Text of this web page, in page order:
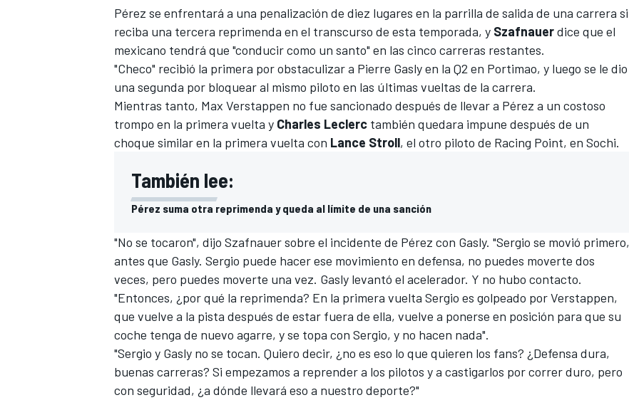
FÓRMULA E
Pérez se enfrentará a una penalización de diez lugares en la parrilla de salida de una carrera si
reciba una tercera reprimenda en el transcurso de esta temporada, y Szafnauerdice que el
mexicano tendrá que "conducir como un santo" en las cinco carreras restantes.
"Checo" recibió la primera por obstaculizar a Pierre Gasly en la Q2 en Portimao, y luego se le dio
una segunda por bloquear al mismo piloto en las últimas vueltas de la carrera.
Mientras tanto, Max Verstappen no fue sancionado después de llevar a Pérez a un costoso
trompo en la primera vuelta y Charles Leclerc también quedara impune después de un
choque similar en la primera vuelta con Lance Stroll, el otro piloto de Racing Point, en Sochi.
También lee:
Pérez suma otra reprimenda y queda al límite de una sanción
"No se tocaron", dijo Szafnauer sobre el incidente de Pérez con Gasly. "Sergio se movió primero,
antes que Gasly. Sergio puede hacer ese movimiento en defensa, no puedes moverte dos
veces, pero puedes moverte una vez. Gasly levantó el acelerador. Y no hubo contacto.
"Entonces, ¿por qué la reprimenda? En la primera vuelta Sergio es golpeado por Verstappen,
que vuelve a la pista después de estar fuera de ella, vuelve a ponerse en posición para que su
coche tenga de nuevo agarre, y se topa con Sergio, y no hacen nada".
"Sergio y Gasly no se tocan. Quiero decir, ¿no es eso lo que quieren los fans? ¿Defensa dura,
buenas carreras? Si empezamos a reprender a los pilotos y a castigarlos por correr duro, pero
con seguridad, ¿a dónde llevará eso a nuestro deporte?"